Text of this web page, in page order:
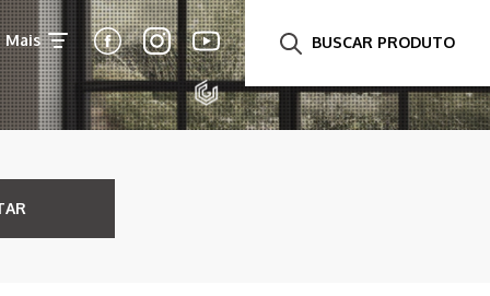
Mais BUSCAR PRODUTO